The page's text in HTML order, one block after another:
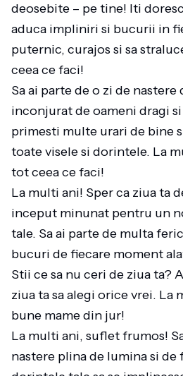
deosebite – pe tine! Iti
aduca impliniri si bucurii in
puternic, curajos si sa
ceea ce faci!
Sa ai parte de o zi de nastere
inconjurat de oameni dragi
primesti multe urari de bine
toate visele si dorintele. La
tot ceea ce faci!
La multi ani! Sper ca ziua ta
inceput minunat pentru un
tale. Sa ai parte de multa
bucuri de fiecare moment
Stii ce sa nu ceri de ziua ta?
ziua ta sa alegi orice vrei. La
bune mame din jur!
La multi ani, suflet frumos!
nastere plina de lumina si